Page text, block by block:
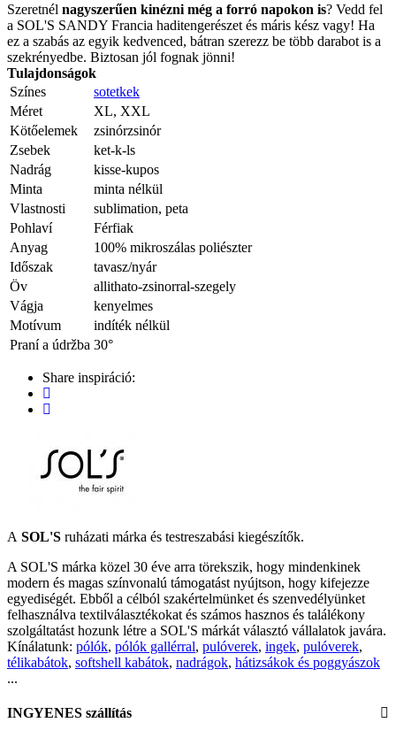
Szeretnél nagyszerűen kinézni még a forró napokon is? Vedd fel
a SOL'S SANDY Francia haditengerészet és máris kész vagy! Ha
ez a szabás az egyik kedvenced, bátran szerezz be több darabot is a
szekrényedbe. Biztosan jól fognak jönni!
Tulajdonságok
Színes
sotetkek
Méret
XL, XXL
Kötőelemek
zsinórzsinór
Zsebek
ket-k-ls
Nadrág
kisse-kupos
Minta
minta nélkül
Vlastnosti
sublimation, peta
Pohlaví
Férfiak
Anyag
100% mikroszálas poliészter
Időszak
tavasz/nyár
Öv
allithato-zsinorral-szegely
Vágja
kenyelmes
Motívum
indíték nélkül
Praní a údržba 30°
Share inspiráció:
A SOL'S ruházati márka és testreszabási kiegészítők.
A SOL'S márka közel 30 éve arra törekszik, hogy mindenkinek
modern és magas színvonalú támogatást nyújtson, hogy kifejezze
egyediségét. Ebből a célból szakértelmünket és szenvedélyünket
felhasználva textilválasztékokat és számos hasznos és találékony
szolgáltatást hozunk létre a SOL'S márkát választó vállalatok javára.
Kínálatunk: pólók, pólók gallérral, pulóverek, ingek, pulóverek,
télikabátok, softshell kabátok, nadrágok, hátizsákok és poggyászok
...
INGYENES szállítás